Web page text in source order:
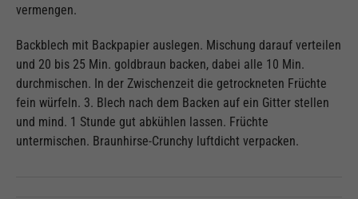
vermengen.
Backblech mit Backpapier auslegen. Mischung darauf verteilen
und 20 bis 25 Min. goldbraun backen, dabei alle 10 Min.
durchmischen. In der Zwischenzeit die getrockneten Früchte
fein würfeln. 3. Blech nach dem Backen auf ein Gitter stellen
und mind. 1 Stunde gut abkühlen lassen. Früchte
untermischen. Braunhirse-Crunchy luftdicht verpacken.